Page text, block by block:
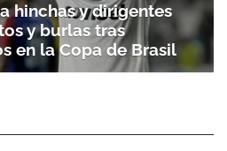
hinchas y dirigentes
y burlas tras
en la Copa de Brasil